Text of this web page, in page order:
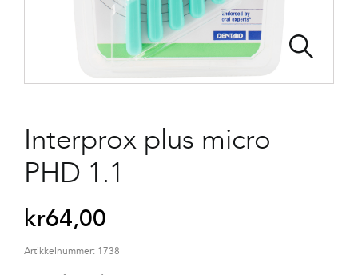
Interprox plus micro
PHD 1.1
kr64,00
Artikkelnummer: 1738